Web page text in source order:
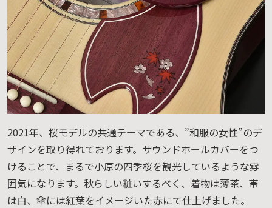
2021年、桜モデルの共通テーマである、”和服の女性”のデ
ザインを取り得れております。サウンドホールカバーをつ
けることで、まるで小原の四季桜を観光しているような雰
囲気になります。秋らしい粧いするべく、着物は薄茶、帯
は白、傘には紅葉をイメージいた赤にて仕上げました。